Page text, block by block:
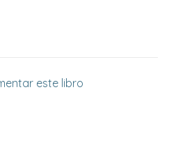
este libro